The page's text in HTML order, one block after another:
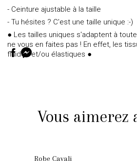
- Ceinture ajustable à la taille
- Tu hésites ? C'est une taille unique :-)
● Les tailles uniques s'adaptent à
ne vous en faites pas ! En effet, les
fluides et/ou élastiques ●
Vous aimerez
Robe Cavali